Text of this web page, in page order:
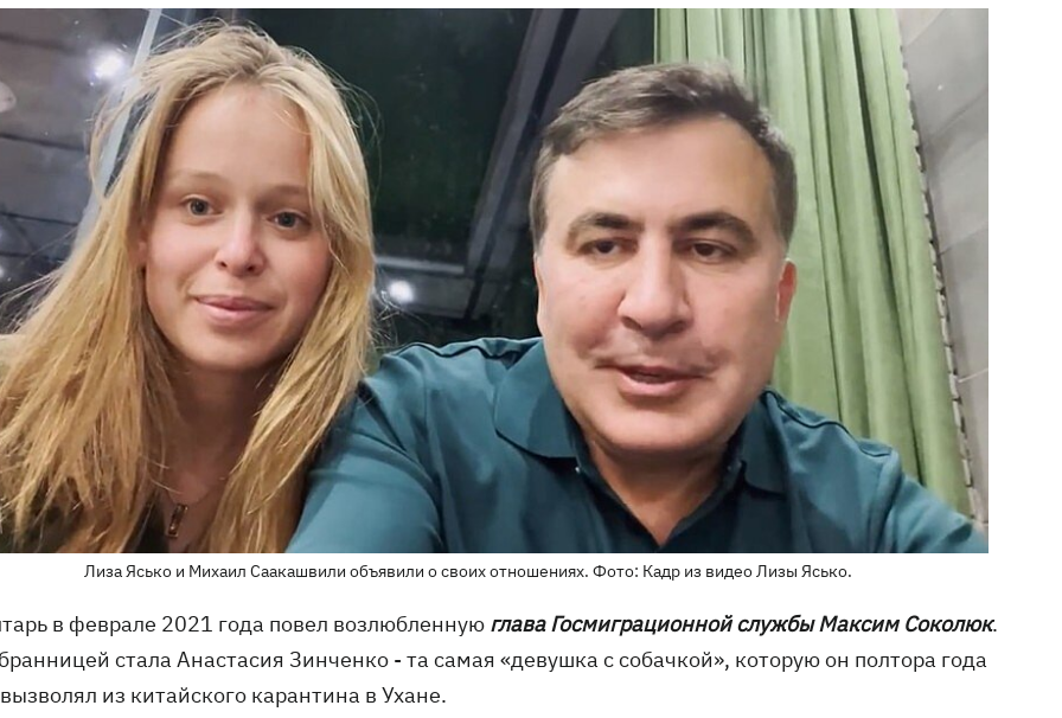
Лиза Ясько и Михаил Саакашвили объявили о своих отношениях. Фото: Кадр из видео Лизы Ясько.
в феврале 2021 года повел возлюбленную глава Госмиграционной службы Максим Соколюк.
стала Анастасия Зинченко - та самая «девушка с собачкой», которую он полтора года
из китайского карантина в Ухане.